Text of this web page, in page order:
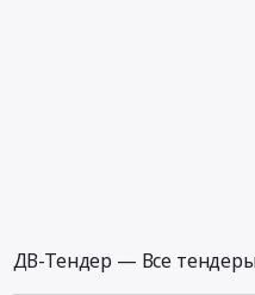
ДВ-Тендер — Все